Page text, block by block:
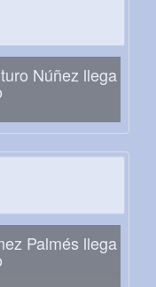
Núñez llega
Palmés llega